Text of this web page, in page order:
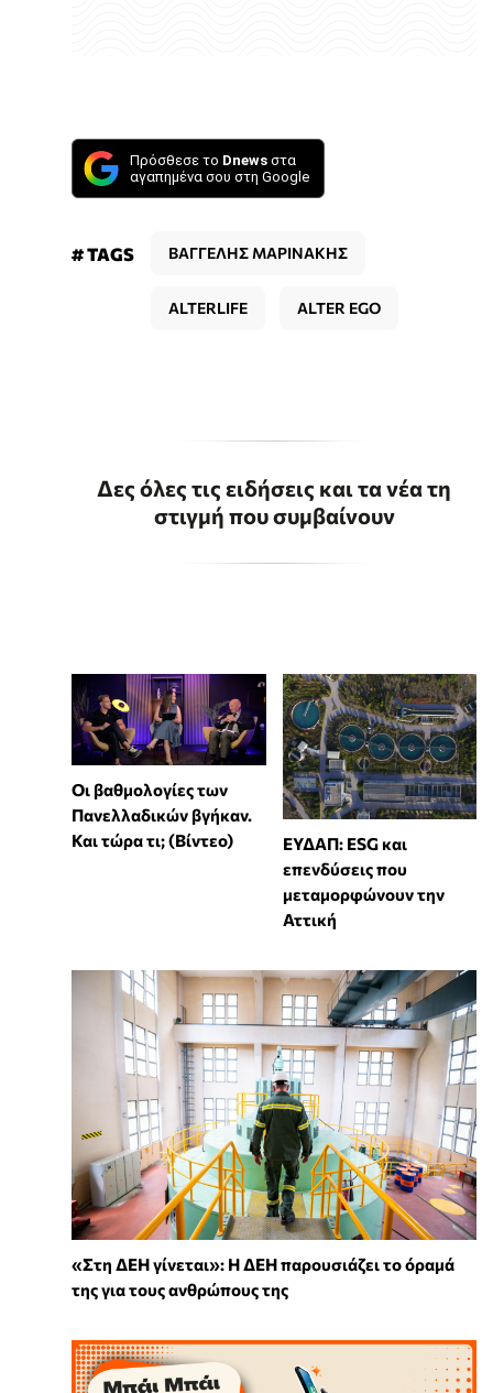
Πρόσθεσε το Dnews στα
αγαπημένα σου στη Google
# TAGS ΒΑΓΓΕΛΗΣ ΜΑΡΙΝΑΚΗΣ
ALTERLIFE ALTER EGO
Δες όλες τις ειδήσεις και τα νέα τη
στιγμή που συμβαίνουν
Οι βαθμολογίες των
Πανελλαδικών βγήκαν.
Και τώρα τι; (Βίντεο)
ΕΥΔΑΠ: ESG και
επενδύσεις που
μεταμορφώνουν την
Αττική
«Στη ΔΕΗ γίνεται»: Η ΔΕΗ παρουσιάζει το όραμά
της για τους ανθρώπους της